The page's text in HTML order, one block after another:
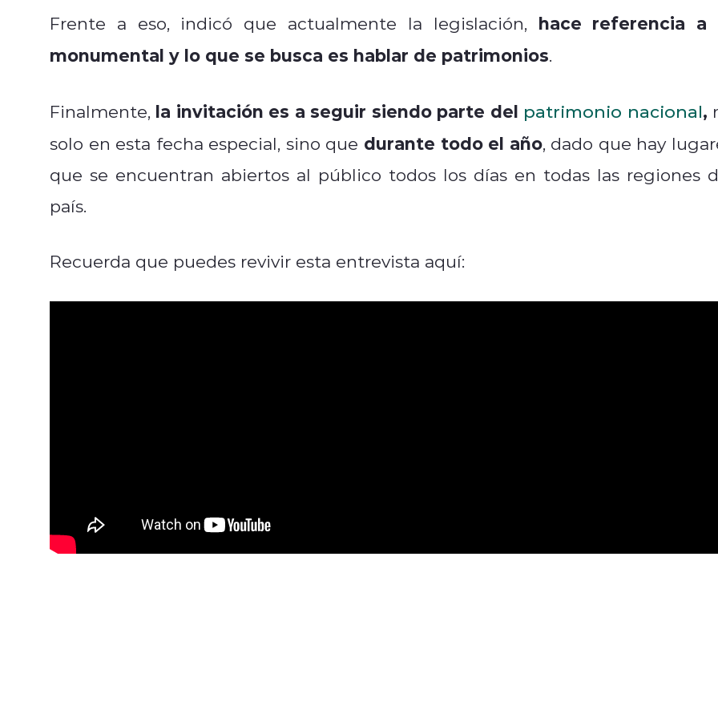
Frente a eso, indicó que actualmente la legislación, hace referencia a
monumental y lo que se busca es hablar de patrimonios.
Finalmente, la invitación es a seguir siendo parte del patrimonio nacional,
solo en esta fecha especial, sino que durante todo el año, dado que hay
que se encuentran abiertos al público todos los días en todas las regiones
país.
Recuerda que puedes revivir esta entrevista aquí: